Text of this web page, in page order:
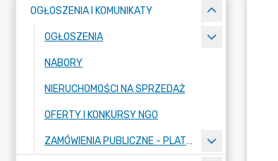
OGŁOSZENIA I KOMUNIKATY
OGŁOSZENIA
NABORY
NIERUCHOMOŚCI NA SPRZEDAŻ
OFERTY I KONKURSY NGO
ZAMÓWIENIA PUBLICZNE - PLATFORMA ZAKUPOWA